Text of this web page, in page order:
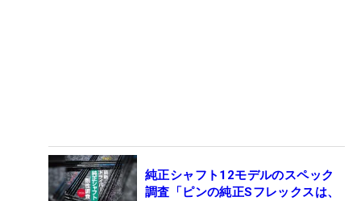
純正シャフト12モデルのスペック
調査「ピンの純正Sフレックスは、